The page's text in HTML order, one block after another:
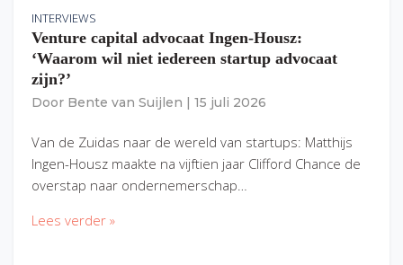
INTERVIEWS
Venture capital advocaat Ingen-Housz:
‘Waarom wil niet iedereen startup advocaat
zijn?’
Door Bente van Suijlen 15 juli 2026
Van de Zuidas naar de wereld van startups: Matthijs
Ingen-Housz maakte na vijftien jaar Clifford Chance de
overstap naar ondernemerschap…
Lees verder »